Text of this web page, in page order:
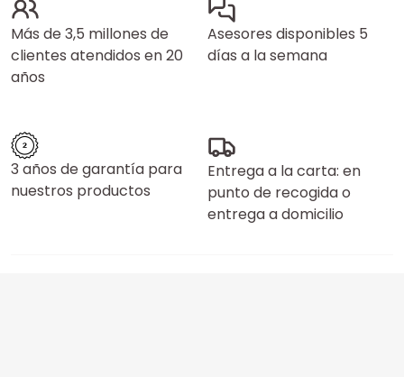
Más de 3,5 millones de
clientes atendidos en 20
años
Asesores disponibles 5
días a la semana
3 años de garantía para
nuestros productos
Entrega a la carta: en
punto de recogida o
entrega a domicilio